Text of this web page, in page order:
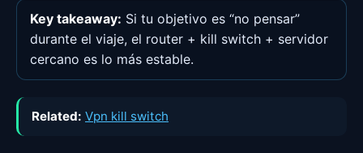
Key takeaway: Si tu objetivo es “no pensar”
durante el viaje, el router + kill switch + servidor
cercano es lo más estable.
Related: Vpn kill switch